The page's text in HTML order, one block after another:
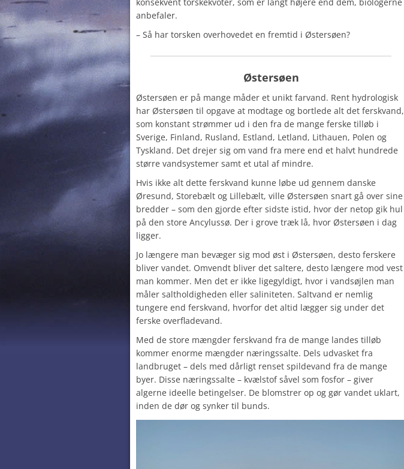
anbefaler.
– Så har torsken overhovedet en fremtid i Østersøen?
Østersøen
Østersøen er på mange måder et unikt farvand. Rent hydrologisk
har Østersøen til opgave at modtage og bortlede alt det ferskvand,
som konstant strømmer ud i den fra de mange ferske tilløb i
Sverige, Finland, Rusland, Estland, Letland, Lithauen, Polen og
Tyskland. Det drejer sig om vand fra mere end et halvt hundrede
større vandsystemer samt et utal af mindre.
Hvis ikke alt dette ferskvand kunne løbe ud gennem danske
Øresund, Storebælt og Lillebælt, ville Østersøen snart gå over sine
bredder – som den gjorde efter sidste istid, hvor der netop gik hul
på den store Ancylussø. Der i grove træk lå, hvor Østersøen i dag
ligger.
Jo længere man bevæger sig mod øst i Østersøen, desto ferskere
bliver vandet. Omvendt bliver det saltere, desto længere mod vest
man kommer. Men det er ikke ligegyldigt, hvor i vandsøjlen man
måler saltholdigheden eller saliniteten. Saltvand er nemlig
tungere end ferskvand, hvorfor det altid lægger sig under det
ferske overfladevand.
Med de store mængder ferskvand fra de mange landes tilløb
kommer enorme mængder næringssalte. Dels udvasket fra
landbruget – dels med dårligt renset spildevand fra de mange
byer. Disse næringssalte – kvælstof såvel som fosfor – giver
algerne ideelle betingelser. De blomstrer op og gør vandet uklart,
inden de dør og synker til bunds.